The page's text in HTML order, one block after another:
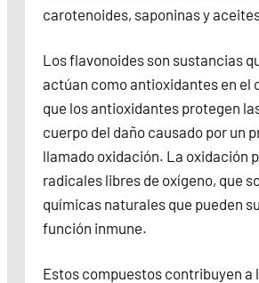
carotenoides, saponinas y
Los flavonoides son sustancias
actúan como antioxidantes en el
que los antioxidantes protegen
cuerpo del daño causado por un
llamado oxidación. La oxidación
radicales libres de oxígeno, que
químicas naturales que pueden
función inmune.
Estos compuestos contribuyen a